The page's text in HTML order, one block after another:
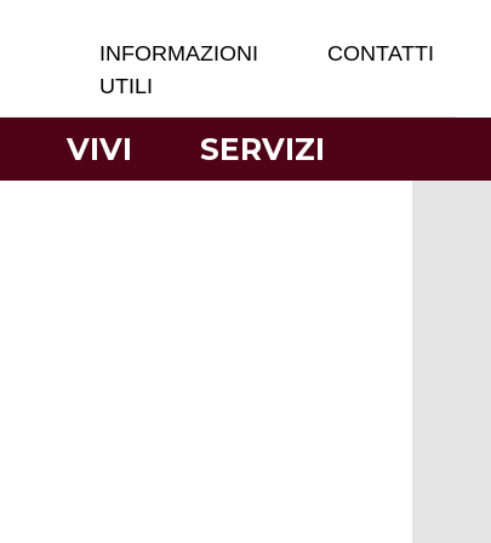
INFORMAZIONI
UTILI
CONTATTI
VIVI SERVIZI